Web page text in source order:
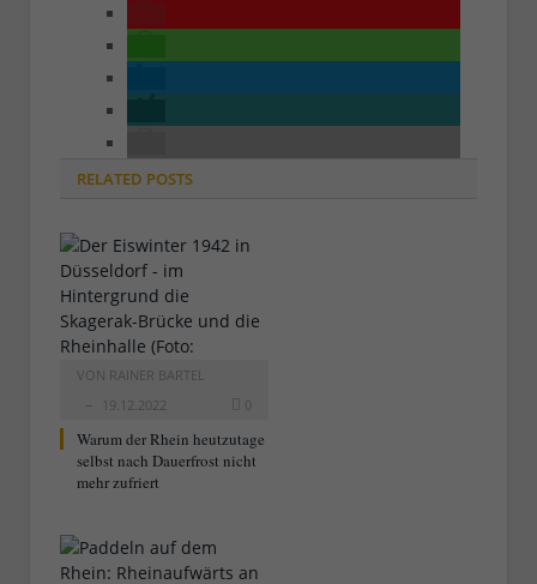
RELATED POSTS
VON RAINER BARTEL
19.12.2022
0
Warum der Rhein heutzutage
selbst nach Dauerfrost nicht
mehr zufriert